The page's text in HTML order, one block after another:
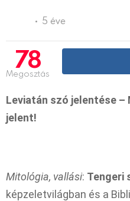
5 éve
78
Megosztás
Leviatán szó jelentése
jelent!
Mitológia, vallási: Tengeri
képzeletvilágban és a